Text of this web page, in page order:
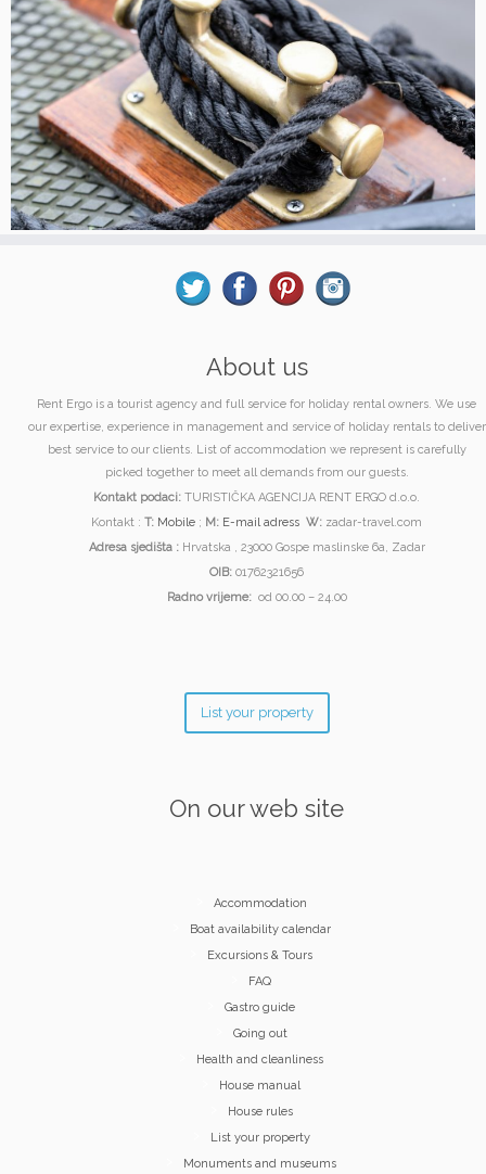
About us
Rent Ergo is a tourist agency and full service for holiday rental owners. We use
our expertise, experience in management and service of holiday rentals to deliver
best service to our clients. List of accommodation we represent is carefully
picked together to meet all demands from our guests.
Kontakt podaci: TURISTIČKA AGENCIJA RENT ERGO d.o.o.
Kontakt : T: Mobile ; M: E-mail adress W: zadar-travel.com
Adresa sjedišta :Hrvatska , 23000 Gospe maslinske 6a, Zadar
OIB: 01762321656
Radno vrijeme: od 00.00 – 24.00
List your property
On our web site
Accommodation
Boat availability calendar
Excursions & Tours
FAQ
Gastro guide
Going out
Health and cleanliness
House manual
House rules
List your property
Monuments and museums